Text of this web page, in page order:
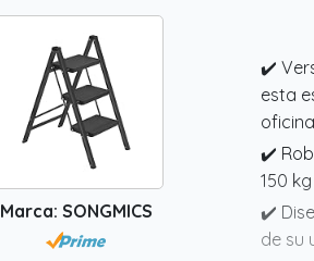
Marca: SONGMICS
✔️
esta
✔️
150
✔️
de su